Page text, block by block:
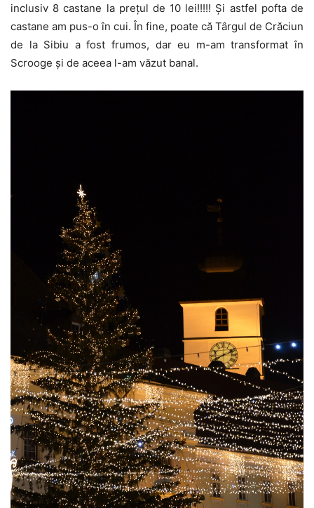
inclusiv 8 castane la preţul de 10 lei!!!!! Şi astfel pofta de
castane am pus-o în cui. În fine, poate că Târgul de Crăciun
de la Sibiu a fost frumos, dar eu m-am transformat în
Scrooge şi de aceea l-am văzut banal.